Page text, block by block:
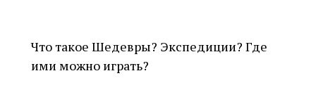
Что такое Шедевры? Экспедиции? Где
ими можно играть?